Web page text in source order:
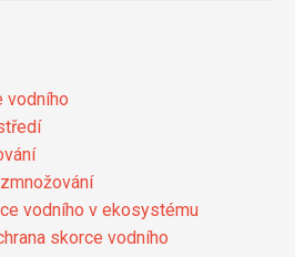
vodního
vodního v ekosystému
skorce vodního